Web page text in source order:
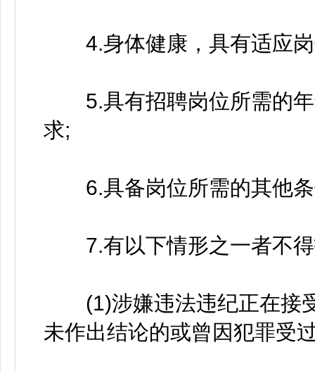
4.身体健康，具有适应岗
5.具有招聘岗位所需的年
求;
6.具备岗位所需的其他条
7.有以下情形之一者不得
(1)涉嫌违法违纪正在接
未作出结论的或曾因犯罪受